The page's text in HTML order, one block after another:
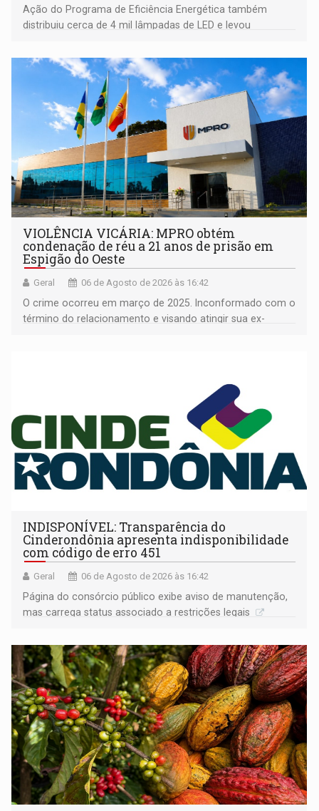
Ação do Programa de Eficiência Energética também
distribuiu cerca de 4 mil lâmpadas de LED e levou
comunidade
VIOLÊNCIA VICÁRIA: MPRO obtém
condenação de réu a 21 anos de prisão em
Espigão do Oeste
Geral 06 de Agosto de 2026 às 16:42
O crime ocorreu em março de 2025. Inconformado com o
término do relacionamento e visando atingir sua ex-
INDISPONÍVEL: Transparência do
Cinderondônia apresenta indisponibilidade
com código de erro 451
Geral 06 de Agosto de 2026 às 16:42
Página do consórcio público exibe aviso de manutenção,
mas carrega status associado a restrições legais